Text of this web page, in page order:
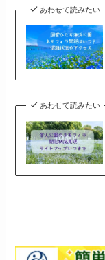
あわせて読みたい
あわせて読みたい